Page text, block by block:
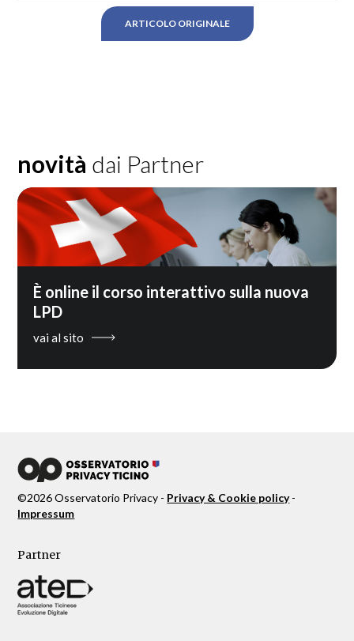
ARTICOLO ORIGINALE
novità dai Partner
È online il corso interattivo sulla nuova
LPD
vai al sito
©2026Osservatorio Privacy - Privacy & Cookie policy-
Impressum
Partner